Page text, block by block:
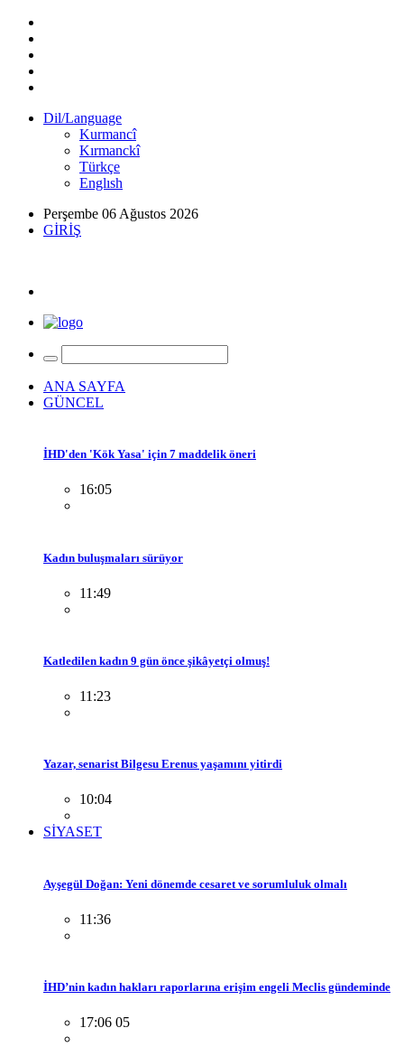
Dil/Language
Kurmancî
Kırmanckî
Türkçe
Englısh
Perşembe 06 Ağustos 2026
GİRİŞ
ANA SAYFA
GÜNCEL
İHD'den 'Kök Yasa' için 7 maddelik öneri
16:05
Kadın buluşmaları sürüyor
11:49
Katledilen kadın 9 gün önce şikâyetçi olmuş!
11:23
Yazar, senarist Bilgesu Erenus yaşamını yitirdi
10:04
SİYASET
Ayşegül Doğan: Yeni dönemde cesaret ve sorumluluk olmalı
11:36
İHD’nin kadın hakları raporlarına erişim engeli Meclis gündeminde
17:06 05